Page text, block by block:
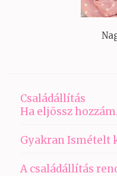
Családállítás
Ha eljössz
Gyakran Ismételt
A családállítás